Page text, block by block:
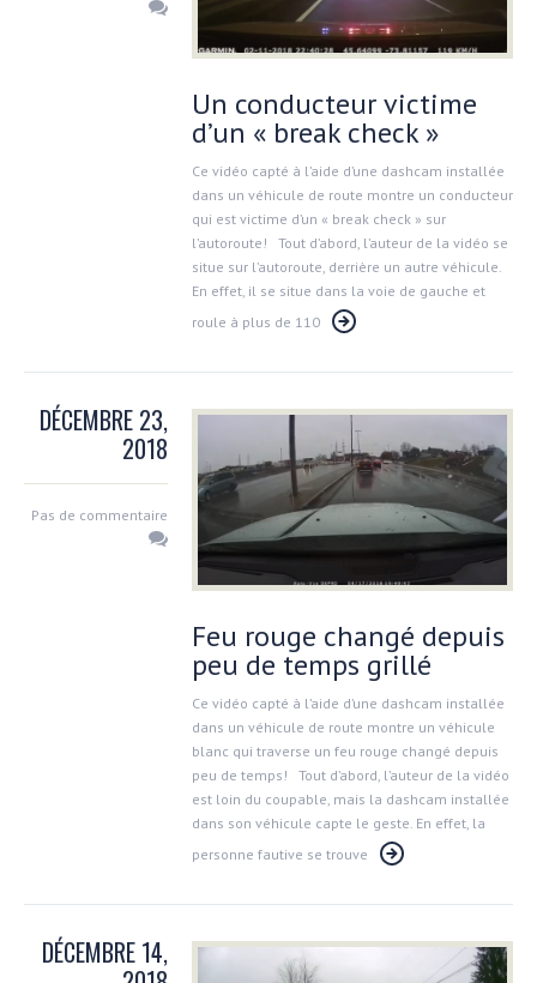
Un conducteur victime
d’un « break check »
Ce vidéo capté à l’aide d’une dashcam installée
dans un véhicule de route montre un conducteur
qui est victime d’un « break check » sur
l’autoroute! Tout d’abord, l’auteur de la vidéo se
situe sur l’autoroute, derrière un autre véhicule.
En effet, il se situe dans la voie de gauche et
roule à plus de 110
DÉCEMBRE 23,
2018
Pas de commentaire
Feu rouge changé depuis
peu de temps grillé
Ce vidéo capté à l’aide d’une dashcam installée
dans un véhicule de route montre un véhicule
blanc qui traverse un feu rouge changé depuis
peu de temps! Tout d’abord, l’auteur de la vidéo
est loin du coupable, mais la dashcam installée
dans son véhicule capte le geste. En effet, la
personne fautive se trouve
DÉCEMBRE 14,